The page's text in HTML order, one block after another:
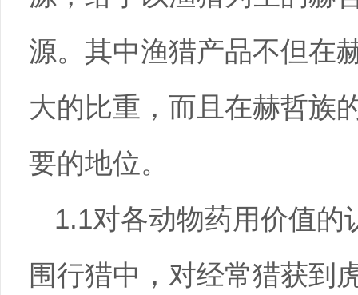
源。其中渔猎产品不但在
大的比重，而且在赫哲族
要的地位。
1.1对各动物药用价值
围行猎中，对经常猎获到